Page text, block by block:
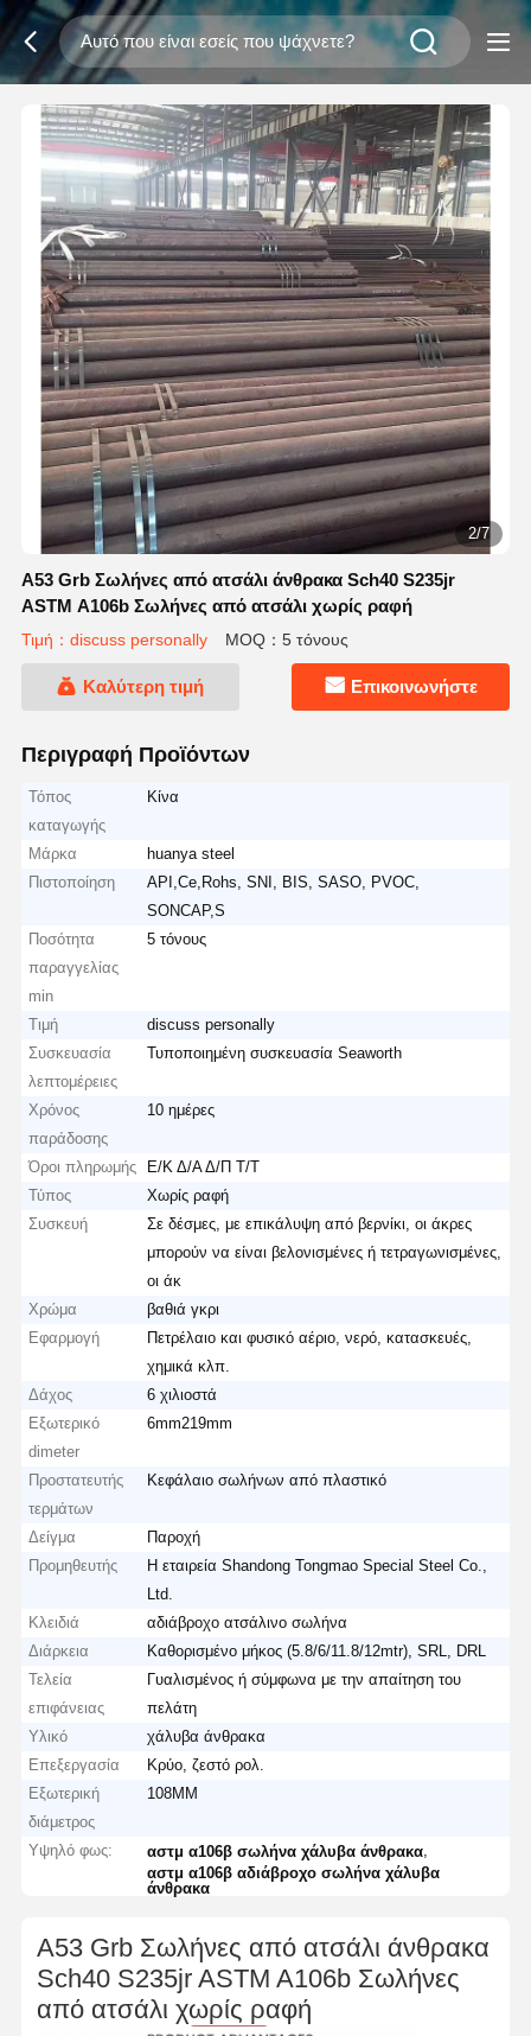
2/7
A53 Grb Σωλήνες από ατσάλι άνθρακα Sch40 S235jr
ASTM A106b Σωλήνες από ατσάλι χωρίς ραφή
Τιμή：discuss personally MOQ：5 τόνους
Καλύτερη τιμή Επικοινωνήστε
Περιγραφή Προϊόντων
Τόπος
καταγωγής
Κίνα
Μάρκα
huanya steel
Πιστοποίηση
API,Ce,Rohs, SNI, BIS, SASO, PVOC,
SONCAP,S
Ποσότητα
παραγγελίας
min
5 τόνους
Τιμή
discuss personally
Συσκευασία
λεπτομέρειες
Τυποποιημένη συσκευασία Seaworth
Χρόνος
παράδοσης
10 ημέρες
Όροι πληρωμής
Ε/Κ Δ/Α Δ/Π Τ/Τ
Τύπος
Χωρίς ραφή
Συσκευή
Σε δέσμες, με επικάλυψη από βερνίκι, οι άκρες
μπορούν να είναι βελονισμένες ή τετραγωνισμένες,
οι άκ
Χρώμα
βαθιά γκρι
Εφαρμογή
Πετρέλαιο και φυσικό αέριο, νερό, κατασκευές,
χημικά κλπ.
Δάχος
6 χιλιοστά
Εξωτερικό
dimeter
6mm219mm
Προστατευτής
τερμάτων
Κεφάλαιο σωλήνων από πλαστικό
Δείγμα
Παροχή
Προμηθευτής
Η εταιρεία Shandong Tongmao Special Steel Co.,
Ltd.
Κλειδιά
αδιάβροχο ατσάλινο σωλήνα
Διάρκεια
Καθορισμένο μήκος (5.8/6/11.8/12mtr), SRL, DRL
Τελεία
επιφάνειας
Γυαλισμένος ή σύμφωνα με την απαίτηση του
πελάτη
Υλικό
χάλυβα άνθρακα
Επεξεργασία
Κρύο, ζεστό ρολ.
Εξωτερική
διάμετρος
108MM
Υψηλό φως: αστμ α106β σωλήνα χάλυβα άνθρακα
αστμ α106β αδιάβροχο σωλήνα χάλυβα
άνθρακα
A53 Grb Σωλήνες από ατσάλι άνθρακα
Sch40 S235jr ASTM A106b Σωλήνες
από ατσάλι χωρίς ραφή